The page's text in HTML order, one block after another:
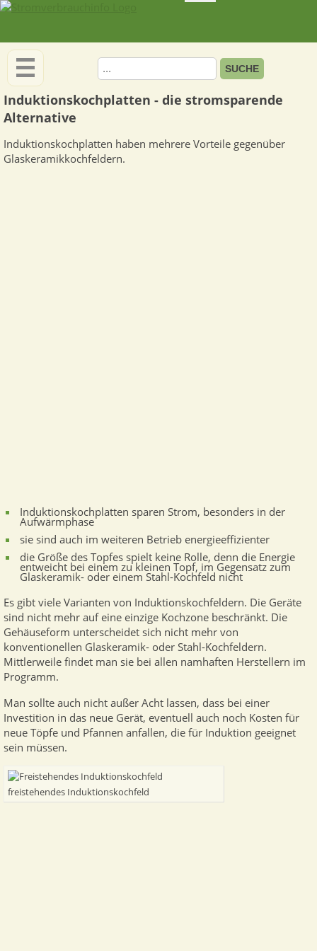
Induktionskochplatten - die stromsparende
Alternative
Induktionskochplatten haben mehrere Vorteile gegenüber
Glaskeramikkochfeldern.
Induktionskochplatten sparen Strom, besonders in der
Aufwärmphase
sie sind auch im weiteren Betrieb energieeffizienter
die Größe des Topfes spielt keine Rolle, denn die Energie
entweicht bei einem zu kleinen Topf, im Gegensatz zum
Glaskeramik- oder einem Stahl-Kochfeld nicht
Es gibt viele Varianten von Induktionskochfeldern. Die Geräte
sind nicht mehr auf eine einzige Kochzone beschränkt. Die
Gehäuseform unterscheidet sich nicht mehr von
konventionellen Glaskeramik- oder Stahl-Kochfeldern.
Mittlerweile findet man sie bei allen namhaften Herstellern im
Programm.
Man sollte auch nicht außer Acht lassen, dass bei einer
Investition in das neue Gerät, eventuell auch noch Kosten für
neue Töpfe und Pfannen anfallen, die für Induktion geeignet
sein müssen.
freistehendes Induktionskochfeld